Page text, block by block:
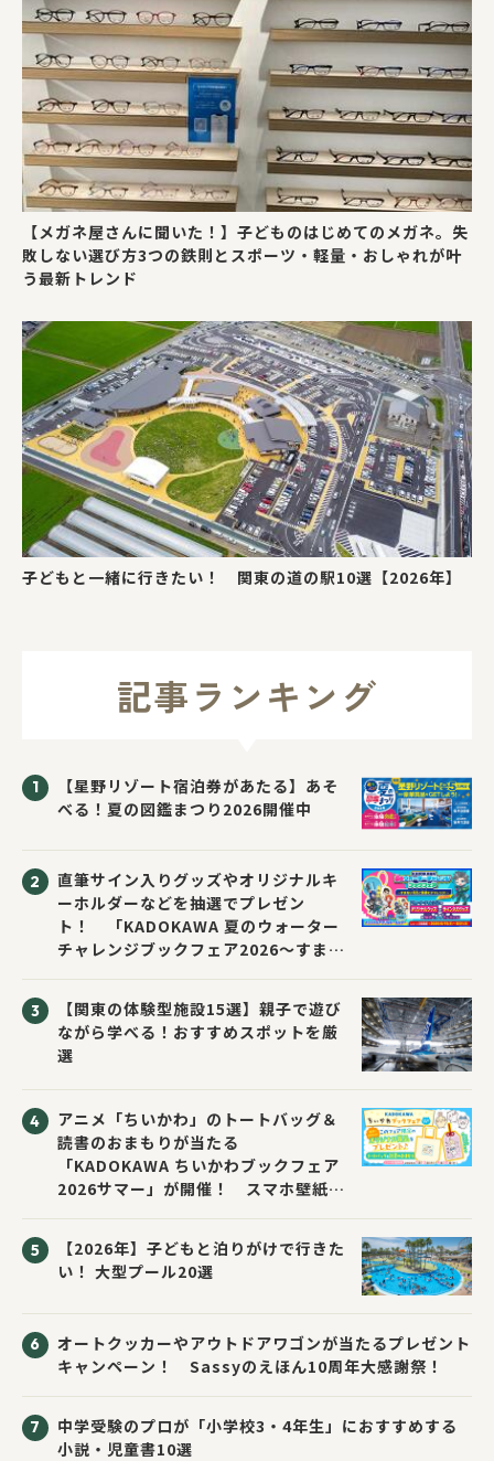
【メガネ屋さんに聞いた！】子どものはじめてのメガネ。失
敗しない選び方3つの鉄則とスポーツ・軽量・おしゃれが叶
う最新トレンド
子どもと一緒に行きたい！ 関東の道の駅10選【2026年】
記事ランキング
【星野リゾート宿泊券があたる】あそ
べる！夏の図鑑まつり2026開催中
直筆サイン入りグッズやオリジナルキ
ーホルダーなどを抽選でプレゼン
ト！ 「KADOKAWA 夏のウォーター
チャレンジブックフェア2026～すまな
【関東の体験型施設15選】親子で遊び
ながら学べる！おすすめスポットを厳
選
アニメ「ちいかわ」のトートバッグ＆
読書のおまもりが当たる
「KADOKAWA ちいかわブックフェア
2026サマー」が開催！ スマホ壁紙は
【2026年】子どもと泊りがけで行きた
い！ 大型プール20選
オートクッカーやアウトドアワゴンが当たるプレゼント
キャンペーン！ Sassyのえほん10周年大感謝祭！
中学受験のプロが「小学校3・4年生」におすすめする
小説・児童書10選